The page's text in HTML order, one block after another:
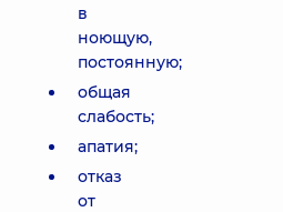
в
ноющую,
постоянную;
общая
слабость;
апатия;
отказ
от